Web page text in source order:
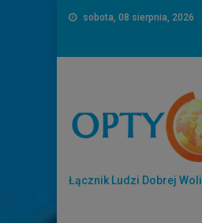
sobota, 08 sierpnia, 2026
Łącznik Ludzi Dobrej Woli